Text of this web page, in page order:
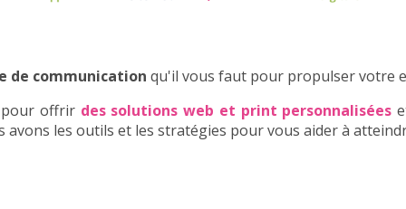
de communication qu'il vous faut pour propulser votre
pour offrir des solutions web et print personnalisées
les outils et les stratégies pour vous aider à